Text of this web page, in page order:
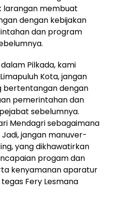
larangan membuat
dengan kebijakan
dan program
Pilkada, kami
Kota, jangan
bertentangan dengan
pemerintahan dan
sebelumnya.
Mendagri sebagaimana
jangan manuver-
yang dikhawatirkan
progam dan
kenyamanan aparatur
Fery Lesmana